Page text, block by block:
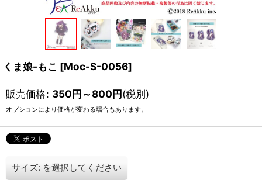
くま娘-もこ [Moc-S-0056]
販売価格: 350円～800円(税別)
オプションにより価格が変わる場合もあります。
サイズ: を選択してください